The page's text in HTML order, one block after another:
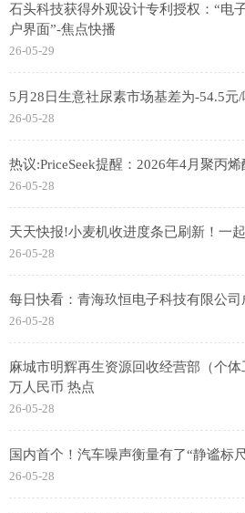
石头科技获得外观设计专利授权：“电
户界面”-焦点快播
26-05-29
5月28日生意社尿素市场基差为-54.5元/
26-05-28
热议:PriceSeek提醒：2026年4月聚丙
26-05-28
天天快报!小麦机收进度条已刷新！一
26-05-28
每日快看：青海玖恒电子科技有限公
26-05-28
麻城市明辉再生资源回收经营部（个
万人民币 热点
26-05-28
国内首个！汽车噪声衡量有了“静谧标
26-05-28